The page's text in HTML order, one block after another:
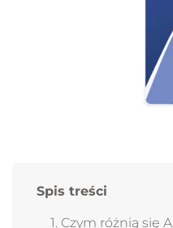
Spis treści
Czym różnią się